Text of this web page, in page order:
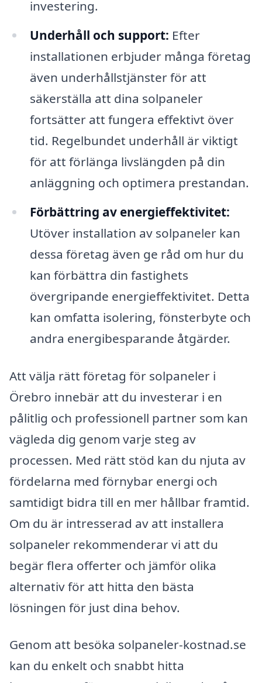
investering.
Underhåll och support: Efter
installationen erbjuder många företag
även underhållstjänster för att
säkerställa att dina solpaneler
fortsätter att fungera effektivt över
tid. Regelbundet underhåll är viktigt
för att förlänga livslängden på din
anläggning och optimera prestandan.
Förbättring av energieffektivitet:
Utöver installation av solpaneler kan
dessa företag även ge råd om hur du
kan förbättra din fastighets
övergripande energieffektivitet. Detta
kan omfatta isolering, fönsterbyte och
andra energibesparande åtgärder.
Att välja rätt företag för solpaneler i
Örebro innebär att du investerar i en
pålitlig och professionell partner som kan
vägleda dig genom varje steg av
processen. Med rätt stöd kan du njuta av
fördelarna med förnybar energi och
samtidigt bidra till en mer hållbar framtid.
Om du är intresserad av att installera
solpaneler rekommenderar vi att du
begär flera offerter och jämför olika
alternativ för att hitta den bästa
lösningen för just dina behov.
Genom att besöka solpaneler-kostnad.se
kan du enkelt och snabbt hitta